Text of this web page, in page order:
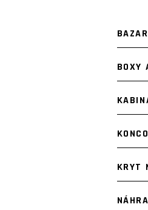
BAZAR
BOXY
KRYT